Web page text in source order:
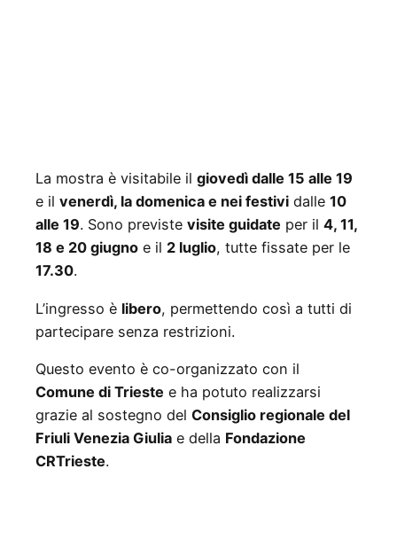
La mostra è visitabile il giovedì dalle 15 alle 19
e il venerdì, la domenica e nei festivi dalle 10
alle 19. Sono previste visite guidate per il 4, 11,
18 e 20 giugno e il 2 luglio, tutte fissate per le
17.30.
L’ingresso è libero, permettendo così a tutti di
partecipare senza restrizioni.
Questo evento è co-organizzato con il
Comune di Trieste e ha potuto realizzarsi
grazie al sostegno del Consiglio regionale del
Friuli Venezia Giulia e della Fondazione
CRTrieste.